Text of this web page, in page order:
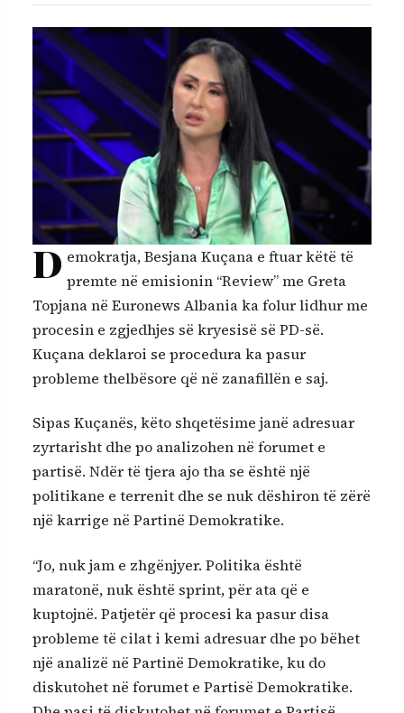
D emokratja, Besjana Kuçana e ftuar këtë të
premte në emisionin “Review” me Greta
Topjana në Euronews Albania ka folur lidhur me
procesin e zgjedhjes së kryesisë së PD-së.
Kuçana deklaroi se procedura ka pasur
probleme thelbësore që në zanafillën e saj.
Sipas Kuçanës, këto shqetësime janë adresuar
zyrtarisht dhe po analizohen në forumet e
partisë. Ndër të tjera ajo tha se është një
politikane e terrenit dhe se nuk dëshiron të zërë
një karrige në Partinë Demokratike.
“Jo, nuk jam e zhgënjyer. Politika është
maratonë, nuk është sprint, për ata që e
kuptojnë. Patjetër që procesi ka pasur disa
probleme të cilat i kemi adresuar dhe po bëhet
një analizë në Partinë Demokratike, ku do
diskutohet në forumet e Partisë Demokratike.